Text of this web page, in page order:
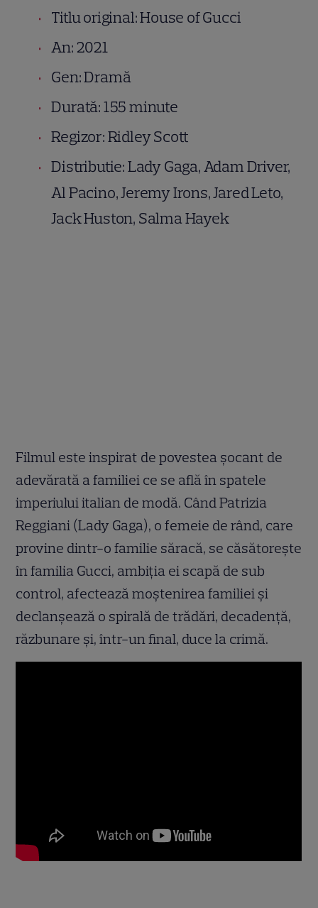
Titlu original: House of Gucci
An: 2021
Gen: Dramă
Durată: 155 minute
Regizor: Ridley Scott
Distributie: Lady Gaga, Adam Driver,
Al Pacino, Jeremy Irons, Jared Leto,
Jack Huston, Salma Hayek
Filmul este inspirat de povestea şocant de
adevărată a familiei ce se află în spatele
imperiului italian de modă. Când Patrizia
Reggiani (Lady Gaga), o femeie de rând, care
provine dintr-o familie săracă, se căsătoreşte
în familia Gucci, ambiţia ei scapă de sub
control, afectează moştenirea familiei şi
declanşează o spirală de trădări, decadenţă,
răzbunare şi, într-un final, duce la crimă.